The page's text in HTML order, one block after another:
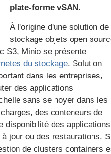
plate-forme vSAN.
À l'origine d'une solution de
stockage objets open
S3, Minio se présente
du stockage. Solution
dans les entreprises,
des applications
sans se noyer dans les
des conteneurs de
disponibilité des applications
jour ou des restaurations.
de clusters containers